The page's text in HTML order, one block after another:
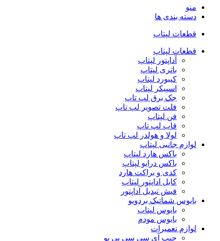
منو
دسته بندی ها
قطعات لپتاپ
قطعات لپتاپ
آداپتور لپتاپ
باتری لپتاپ
کیبورد لپتاپ
اسپیکر لپتاپ
جک برق لپ تاپ
فلت تصویر لپ تاپ
فن لپتاپ
قاب لپ تاپ
لولا و هولدر لپ تاپ
لوازم جانبی لپتاپ
باکس هارد لپتاپ
باکس درایو لپتاپ
کدی و براکت هارد
کابل اداپتور لپتاپ
فیش تبدیل آداپتور
بایوس شماتیک بردویو
بایوس لپتاپ
بایوس مودم
لوازم تعمیرات
چیپ آی سی سی پی یو